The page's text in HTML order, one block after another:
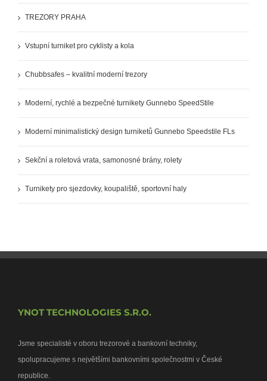
TREZORY PRAHA
Vstupní turniket pro cyklisty a kola
Chubbsafes – kvalitní moderní trezory
Moderní, rychlé a bezpečné turnikety Gunnebo SpeedStile
Moderní minimalistický design turniketů Gunnebo Speedstile FLs
Sekční a roletová vrata, samonosné brány, rolety
Turnikety pro sjezdovky, koupaliště, sportovní haly
YNOT TECHNOLOGIES S.R.O.
Jsme specialisté v oboru trezorové a bankovní techniky,
spolupracujeme s největšími bankovními společnostmi v České
republice.